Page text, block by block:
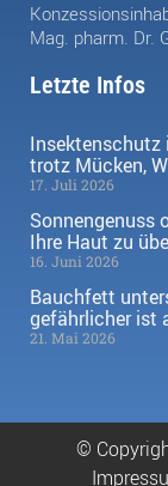
Mag. pharm. Dr.
Letzte Infos
Insektenschutz
trotz Mücken,
17. Juli 2026
Sonnengenuss
Ihre Haut zu
16. Juni 2026
Bauchfett
gefährlicher ist
21. Mai 2026
©